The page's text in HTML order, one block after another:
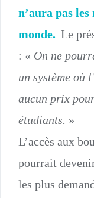
n’aura pas
monde. Le
: « On ne
un système où
aucun prix
étudiants. »
L’accès aux
pourrait
les plus